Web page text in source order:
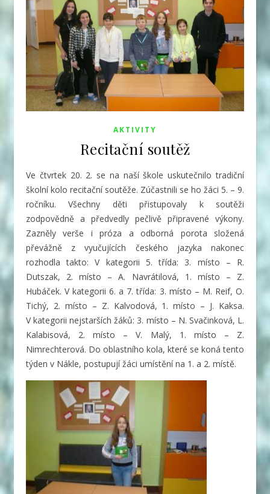
AKTIVITY
Recitační soutěž
Ve čtvrtek 20. 2. se na naší škole uskutečnilo tradiční
školní kolo recitační soutěže. Zúčastnili se ho žáci 5. – 9.
ročníku. Všechny děti přistupovaly k soutěži
zodpovědně a předvedly pečlivě připravené výkony.
Zazněly verše i próza a odborná porota složená
převážně z vyučujících českého jazyka nakonec
rozhodla takto: V kategorii 5. třída: 3. místo – R.
Dutszak, 2. místo – A. Navrátilová, 1. místo – Z.
Hubáček. V kategorii 6. a 7. třída: 3. místo – M. Reif, O.
Tichý, 2. místo – Z. Kalvodová, 1. místo – J. Kaksa.
V kategorii nejstarších žáků: 3. místo – N. Svačinková, L.
Kalabisová, 2. místo – V. Malý, 1. místo – Z.
Nimrechterová. Do oblastního kola, které se koná tento
týden v Nákle, postupují žáci umístění na 1. a 2. místě.